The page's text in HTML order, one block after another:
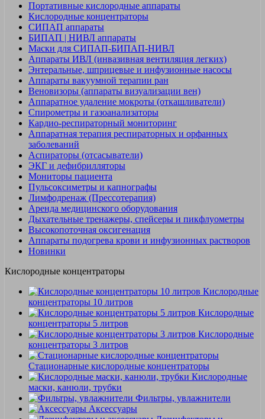
Портативные кислородные аппараты
Кислородные концентраторы
СИПАП аппараты
БИПАП | НИВЛ аппараты
Маски для СИПАП-БИПАП-НИВЛ
Аппараты ИВЛ (инвазивная вентиляция легких)
Энтеральные, шприцевые и инфузионные насосы
Аппараты вакуумной терапии ран
Веновизоры (аппараты визуализации вен)
Аппаратное удаление мокроты (откашливатели)
Спирометры и газоанализаторы
Кардио-респираторный мониторинг
Аппаратная терапия респираторных и орфанных
заболеваний
Аспираторы (отсасыватели)
ЭКГ и дефибрилляторы
Мониторы пациента
Пульсоксиметры и капнографы
Лимфодренаж (Прессотерапия)
Аренда медицинского оборудования
Дыхательные тренажеры, спейсеры и пикфлуометры
Высокопоточная оксигенация
Аппараты подогрева крови и инфузионных растворов
Новинки
Кислородные концентраторы
Кислородные
концентраторы 10 литров
Кислородные
концентраторы 5 литров
Кислородные
концентраторы 3 литров
Стационарные кислородные концентраторы
Кислородные
маски, канюли, трубки
Фильтры, увлажнители
Аксессуары